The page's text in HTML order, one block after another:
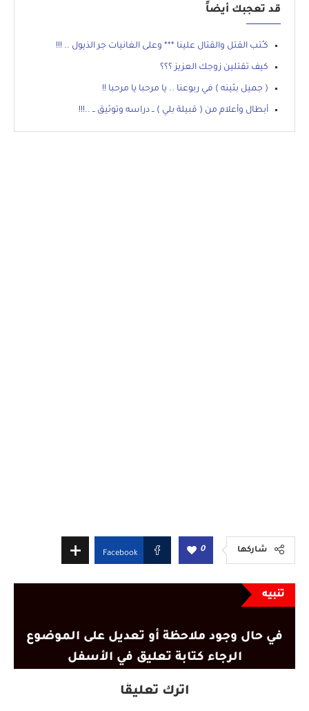
قد تعجبك أيضاً
كـُتب القتل والقتال علينا *** وعلى الغانيات جر الذيول .. !!!
كيف تقتلين زوجك العزيز ؟؟؟
( جميل بثينه ) في ربوعنا .. يا مرحبا يا مرحبا !!
أبطال وأعلام من ( قبيلة بلي ) ــ دراسه وتوثيق ــ ..!!!
شاركها 0
Facebook
تنبيه
في حال وجود ملاحظة أو تعديل على الموضوع
الرجاء كتابة تعليق في الأسفل
اترك تعليقًا